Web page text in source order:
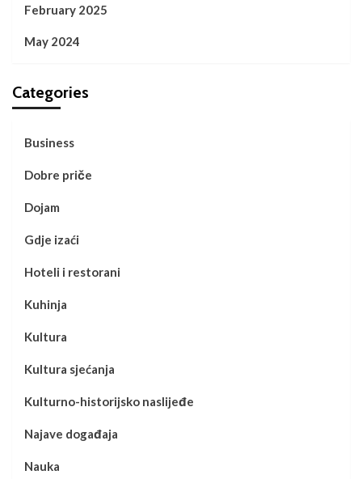
February 2025
May 2024
Categories
Business
Dobre priče
Dojam
Gdje izaći
Hoteli i restorani
Kuhinja
Kultura
Kultura sjećanja
Kulturno-historijsko naslijeđe
Najave događaja
Nauka